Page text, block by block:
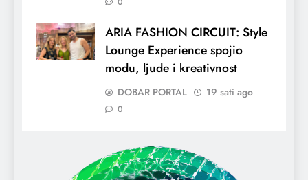
ARIA FASHION CIRCUIT: Style
Lounge Experience spojio
modu, ljude i kreativnost
DOBAR PORTAL 19 sati ago
0